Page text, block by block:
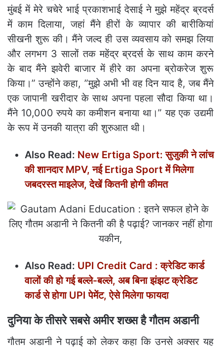
मुंबई में मेरे चचेरे भाई प्रकाशभाई देसाई ने मुझे महेंद्र ब्रदर्स
में काम दिलाया, जहां मैंने हीरों के व्यापार की बारीकियां
सीखनी शुरू की। मैंने जल्द ही उस व्यवसाय को समझ लिया
और लगभग 3 सालों तक महेंद्र ब्रदर्स के साथ काम करने
के बाद मैंने झवेरी बाजार में हीरे का अपना ब्रोकरेज शुरू
किया।” उन्होंने कहा, ”मुझे अभी भी वह दिन याद है, जब मैंने
एक जापानी खरीदार के साथ अपना पहला सौदा किया था।
मैंने 10,000 रुपये का कमीशन बनाया था।” यह एक उद्यमी
के रूप में उनकी यात्रा की शुरुआत थी।
Also Read: New Ertiga Sport: सुजुकी ने लांच
की शानदार MPV, नई Ertiga Sport में मिलेगा
जबदरस्‍त माइलेज, देखें कितनी होगी कीमत
Also Read: UPI Credit Card : क्रेडिट कार्ड
वालों की हो गई बल्‍ले-बल्‍ले, अब बिना झंझट क्रेडिट
कार्ड से होगा UPI पेमेंट, ऐसे मिलेगा फायदा
दुनिया के तीसरे सबसे अमीर शख्स है गौतम अडानी
गौतम अडानी ने पढ़ाई को लेकर कहा कि उनसे अक्सर यह